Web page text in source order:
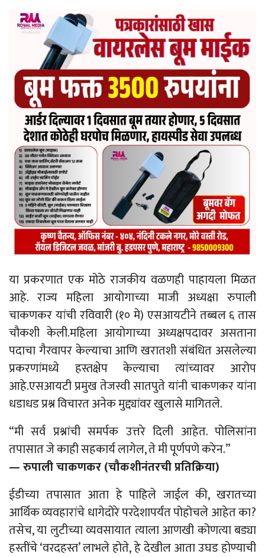
या प्रकरणात एक मोठे राजकीय वळणही पाहायला मिळत
आहे. राज्य महिला आयोगाच्या माजी अध्यक्षा रुपाली
चाकणकर यांची रविवारी (१० मे) एसआयटीने तब्बल ६ तास
चौकशी केली.महिला आयोगाच्या अध्यक्षपदावर असताना
पदाचा गैरवापर केल्याचा आणि खरातशी संबंधित असलेल्या
प्रकरणांमध्ये हस्तक्षेप केल्याचा त्यांच्यावर आरोप
आहे.एसआयटी प्रमुख तेजस्वी सातपुते यांनी चाकणकर यांना
धडाधड प्रश्न विचारत अनेक मुद्द्यांवर खुलासे मागितले.
“मी सर्व प्रश्नांची समर्पक उत्तरे दिली आहेत. पोलिसांना
तपासात जे काही सहकार्य लागेल, ते मी पूर्णपणे करेन.”
— रुपाली चाकणकर (चौकशीनंतरची प्रतिक्रिया)
ईडीच्या तपासात आता हे पाहिले जाईल की, खरातच्या
आर्थिक व्यवहारांचे धागेदोरे परदेशापर्यंत पोहोचले आहेत का?
तसेच, या लुटीच्या व्यवसायात त्याला आणखी कोणत्या बड्या
हस्तींचे ‘वरदहस्त’ लाभले होते, हे देखील आता उघड होण्याची